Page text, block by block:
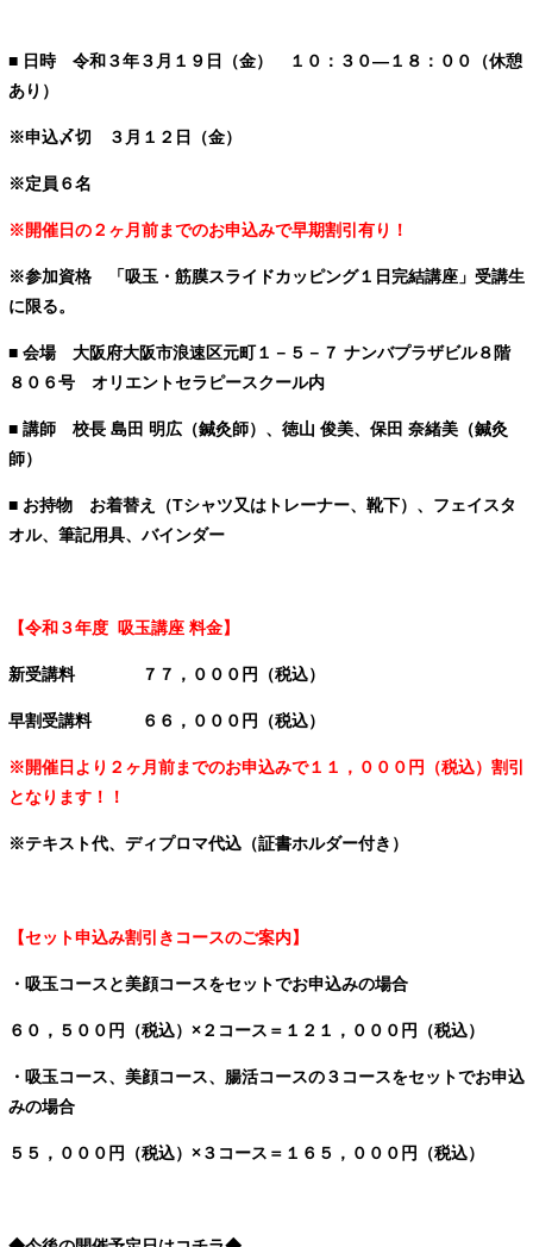
■ 日時 令和３年３ 月１９日（金）
１０：３０―１８：００（休憩
あり）
※申込〆切 ３月１２日（金）
※定員６名
※開催日の２ヶ月前までのお申込みで早期割引有り！
※参加資格 「吸玉・筋膜スライドカッピング１日完結講座」受講生
に限る。
■ 会場 大阪府大阪市浪速区元町１－５－７ ナンバプラザビル８階
８０６号 オリエントセラピースクール内
■ 講師 校長 島田 明広（鍼灸師）、 徳山 俊美、保田 奈緒美（鍼灸
師）
■ お持物 お着替え（Tシャツ又はトレーナー、靴下）、フェイスタ
オル、筆記用具、バインダー
【令和３年度 吸玉講座 料金】
新受講料 ７７，０００円（税込）
早割受講料 ６６，０００円（税込）
※開催日より２ヶ月前までのお申込みで１１，０００円（税込）割引
となります！！
※テキスト代、ディプロマ代込（証書ホルダー付き）
【セット申込み割引きコースのご案内】
・吸玉コースと美顔コースをセットでお申込みの場合
６０，５００円（税込）×２コース＝１２１，０００円（税込）
・吸玉コース、美顔コース、腸活コースの３コースをセットでお申込
みの場合
５５，０００円（税込）×３ コース＝１６５，０００円（税込）